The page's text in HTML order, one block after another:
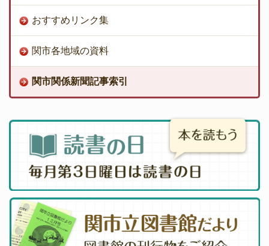
おすすめリンク集
関市各地域の資料
関市関係新聞記事索引